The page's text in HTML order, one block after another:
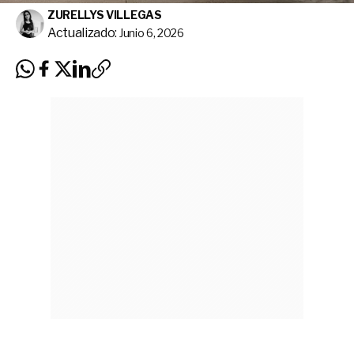
ZURELLYS VILLEGAS
Actualizado: Junio 6, 2026